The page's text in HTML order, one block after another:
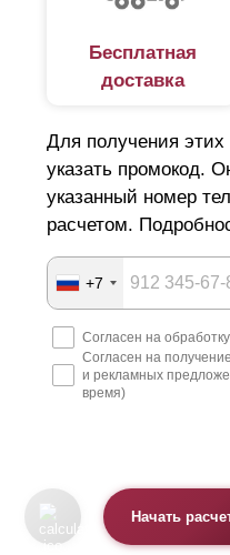
Бесплатная
доставка
Для получения этих
указать промокод.
указанный номер
расчетом.
+7
Согласен на обработку
Согласен на
и рекламных
время)
Начать